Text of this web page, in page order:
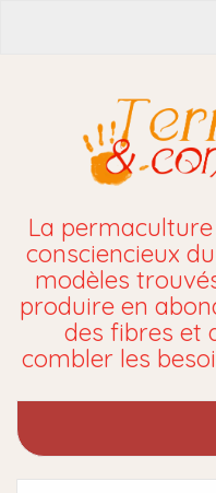
La
consciencieux
modèles
produire en
des fibres et
combler les